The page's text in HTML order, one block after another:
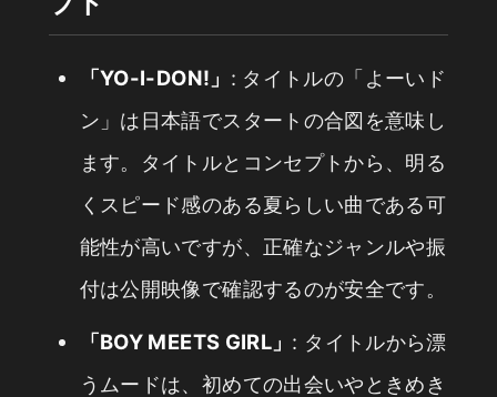
「YO-I-DON!」 : タイトルの「よーいド
ン」は日本語でスタートの合図を意味し
ます。タイトルとコンセプトから、明る
くスピード感のある夏らしい曲である可
能性が高いですが、正確なジャンルや振
付は公開映像で確認するのが安全です。
「BOY MEETS GIRL」 : タイトルから漂
うムードは、初めての出会いやときめき